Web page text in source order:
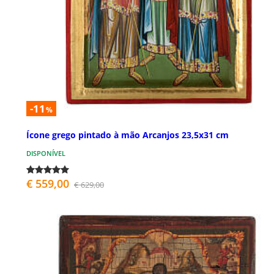
-11 %
Ícone grego pintado à mão Arcanjos 23,5x31 cm
DISPONÍVEL
€ 559,00 € 629,00